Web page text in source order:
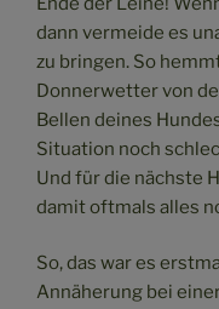
dann vermeide es
zu bringen. So
Donnerwetter von
Bellen deines
Situation noch
Und für die nächste
damit oftmals alles
So, das war es
Annäherung bei